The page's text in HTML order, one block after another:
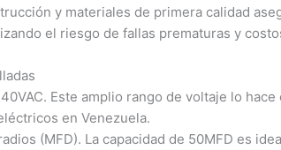
y materiales de primera calidad
el riesgo de fallas prematuras y
Este amplio rango de voltaje lo
en Venezuela.
(MFD). La capacidad de 50MFD es